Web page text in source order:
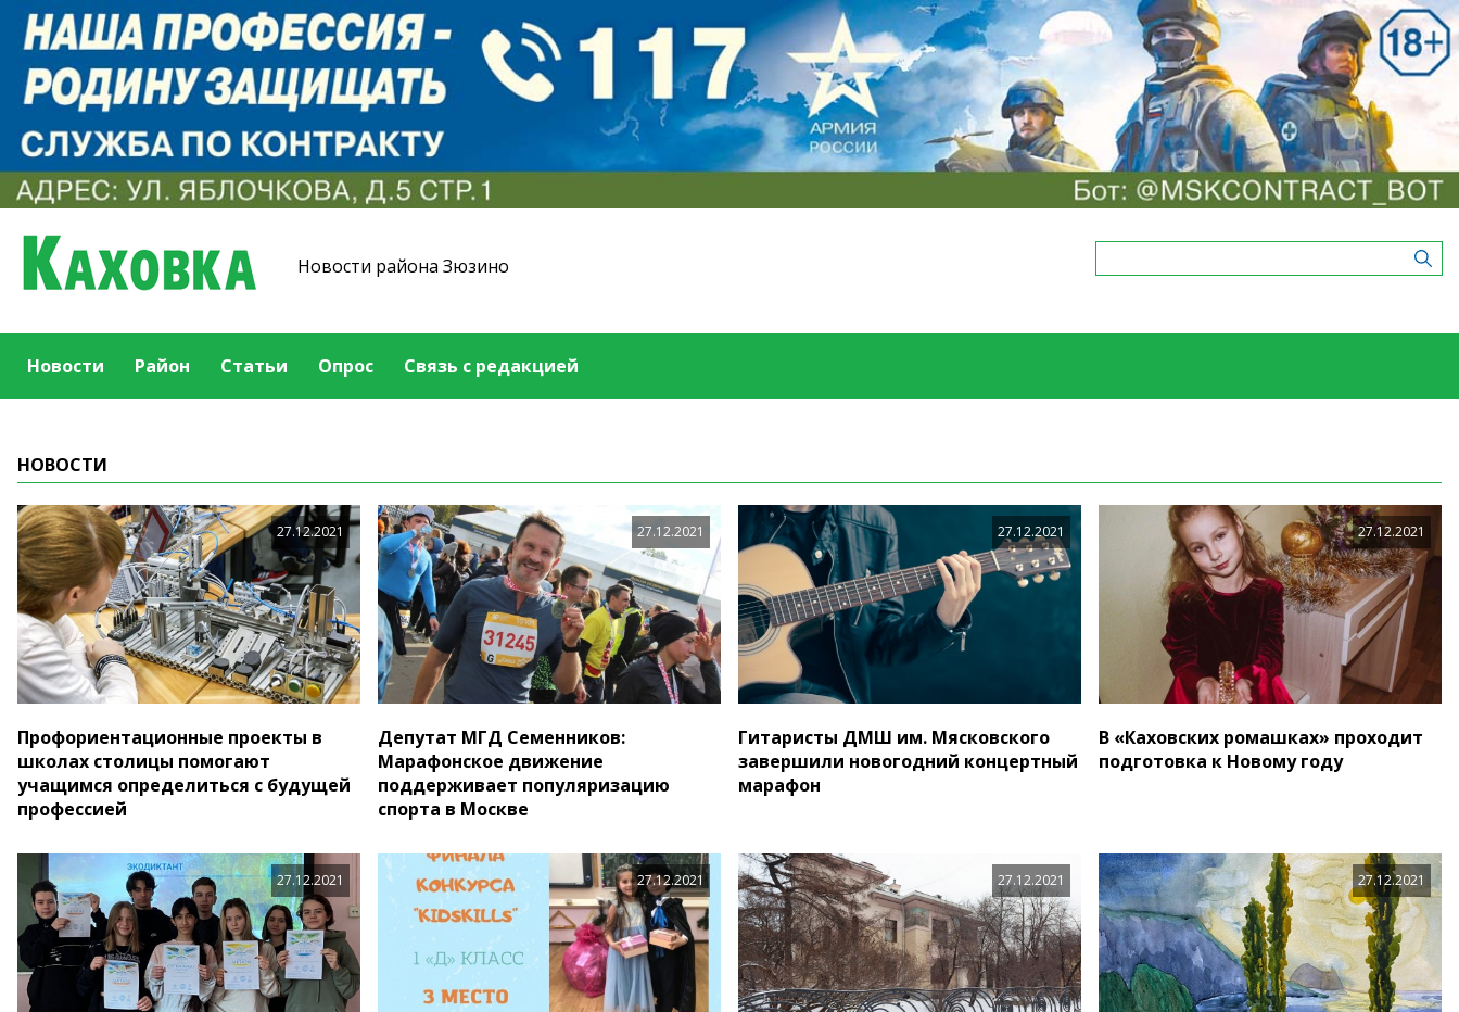
Новости района Зюзино
Новости Район Статьи Опрос Связь с редакцией
НОВОСТИ
27.12.2021
Профориентационные проекты в
школах столицы помогают
учащимся определиться с будущей
профессией
27.12.2021
Депутат МГД Семенников:
Марафонское движение
поддерживает популяризацию
спорта в Москве
27.12.2021
Гитаристы ДМШ им. Мясковского
завершили новогодний концертный
марафон
27.12.2021
В «Каховских ромашках» проходит
подготовка к Новому году
27.12.2021 27.12.2021 27.12.2021 27.12.2021